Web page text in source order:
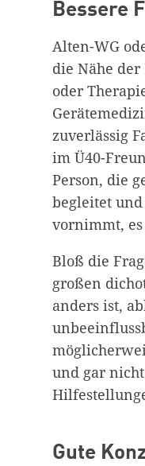
Bessere
Alten-WG
die Nähe
oder
zuverlässig
im Ü40-
Person, die
begleitet
vornimmt, es
Bloß die
großen
anders ist,
und gar
Gute